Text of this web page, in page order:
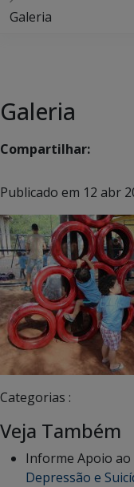
Galeria
Galeria
Compartilhar:
Publicado em 12 abr
Categorias :
Veja Também
Informe Apoio ao
Depressão e